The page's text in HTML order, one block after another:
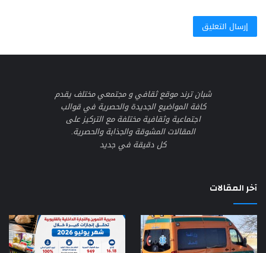
شبان ترند موقع ثقافي و مجتمعي مختلف يقدم
كافة المواضيع الجديدة والحصرية في قوالب
اجتماعية وثقافية مختلفة مع التركيز على
المقالات المشوقة والجذابة والحصرية.
كل دقيقة في جديد
آخر المقالات